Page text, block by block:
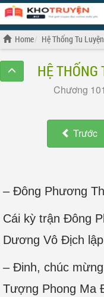
Home Hệ Thống Tu
HỆ THỐNG
Chương
Trước
– Đông Phương
Cái kỳ trận Đông
Dương Vô Địch
– Đinh, chúc
Tượng Phong Ma